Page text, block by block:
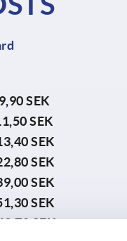
SEK
SEK
SEK
SEK
SEK
SEK
SEK